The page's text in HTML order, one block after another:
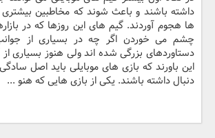
داشته باشند و باعث شوند که مخاطبین
ها هجوم آوردند. گیم های این روزها که در
چشم می خوردن اگر چه در بسیاری از
دستاوردهای بزرگی شده اند ولی هنوز بسیاری
این باورند که بازی های موبایلی باید اصل
دنبال داشته باشند. یکی از بازی هایی که هنو ...